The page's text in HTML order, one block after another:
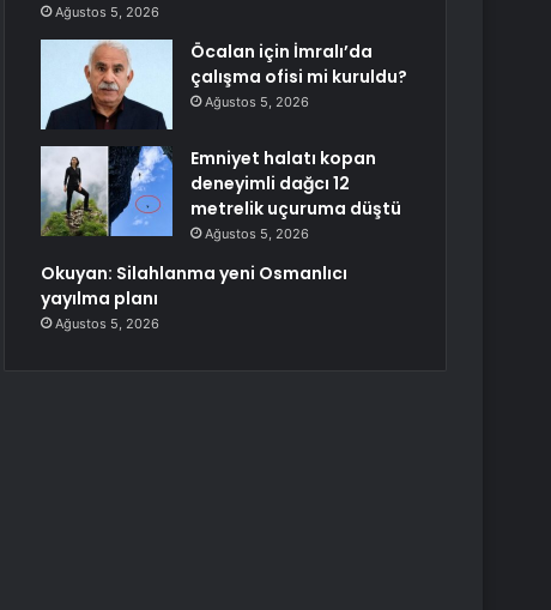
Ağustos 5, 2026
Öcalan için İmralı’da
çalışma ofisi mi kuruldu?
Ağustos 5, 2026
Emniyet halatı kopan
deneyimli dağcı 12
metrelik uçuruma düştü
Ağustos 5, 2026
Okuyan: Silahlanma yeni Osmanlıcı
yayılma planı
Ağustos 5, 2026